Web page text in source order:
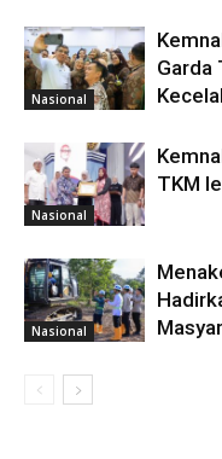
Nasional
Garda
Nasional
TKM
Nasional